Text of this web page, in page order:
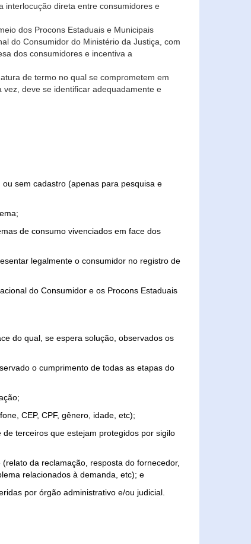
interlocução direta entre consumidores e
dos Procons Estaduais e Municipais
do Consumidor do Ministério da Justiça, com
dos consumidores e incentiva a
de termo no qual se comprometem em
deve se identificar adequadamente e
sem cadastro (apenas para pesquisa e
de consumo vivenciados em face dos
legalmente o consumidor no registro de
do Consumidor e os Procons Estaduais
do qual, se espera solução, observados os
o cumprimento de todas as etapas do
CEP, CPF, gênero, idade, etc);
terceiros que estejam protegidos por sigilo
da reclamação, resposta do fornecedor,
relacionados à demanda, etc); e
por órgão administrativo e/ou judicial.